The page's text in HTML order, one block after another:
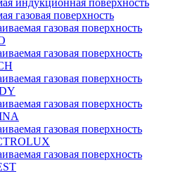
индукционная поверхность
газовая поверхность
газовая поверхность
газовая поверхность
газовая поверхность
газовая поверхность
газовая поверхность
газовая поверхность